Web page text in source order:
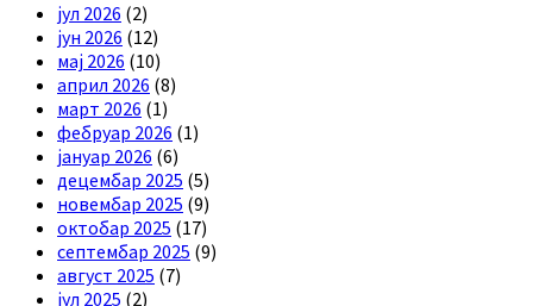
јул 2026 (2)
јун 2026 (12)
мај 2026 (10)
април 2026 (8)
март 2026 (1)
фебруар 2026 (1)
јануар 2026 (6)
децембар 2025 (5)
новембар 2025 (9)
октобар 2025 (17)
септембар 2025 (9)
август 2025 (7)
јул 2025 (2)